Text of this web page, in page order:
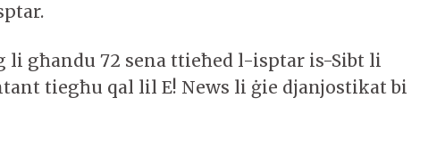
għandu 72 sena ttieħed l-isptar is-Sibt li
tiegħu qal lil E! News li ġie djanjostikat bi